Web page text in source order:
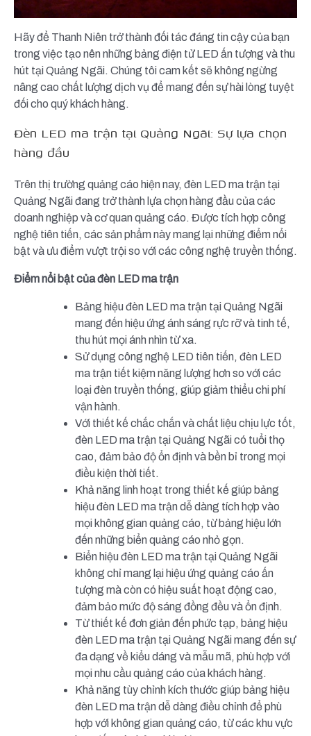
Hãy để Thanh Niên trở thành đối tác đáng tin cậy của bạn
trong việc tạo nên những bảng điện tử LED ấn tượng và thu
hút tại Quảng Ngãi. Chúng tôi cam kết sẽ không ngừng
nâng cao chất lượng dịch vụ để mang đến sự hài lòng tuyệt
đối cho quý khách hàng.
Đèn LED ma trận tại Quảng Ngãi: Sự lựa chọn
hàng đầu
Trên thị trường quảng cáo hiện nay, đèn LED ma trận tại
Quảng Ngãi đang trở thành lựa chọn hàng đầu của các
doanh nghiệp và cơ quan quảng cáo. Được tích hợp công
nghệ tiên tiến, các sản phẩm này mang lại những điểm nổi
bật và ưu điểm vượt trội so với các công nghệ truyền thống.
Điểm nổi bật của đèn LED ma trận
Bảng hiệu đèn LED ma trận tại Quảng Ngãi
mang đến hiệu ứng ánh sáng rực rỡ và tinh tế,
thu hút mọi ánh nhìn từ xa.
Sử dụng công nghệ LED tiên tiến, đèn LED
ma trận tiết kiệm năng lượng hơn so với các
loại đèn truyền thống, giúp giảm thiểu chi phí
vận hành.
Với thiết kế chắc chắn và chất liệu chịu lực tốt,
đèn LED ma trận tại Quảng Ngãi có tuổi thọ
cao, đảm bảo độ ổn định và bền bỉ trong mọi
điều kiện thời tiết.
Khả năng linh hoạt trong thiết kế giúp bảng
hiệu đèn LED ma trận dễ dàng tích hợp vào
mọi không gian quảng cáo, từ bảng hiệu lớn
đến những biển quảng cáo nhỏ gọn.
Biển hiệu đèn LED ma trận tại Quảng Ngãi
không chỉ mang lại hiệu ứng quảng cáo ấn
tượng mà còn có hiệu suất hoạt động cao,
đảm bảo mức độ sáng đồng đều và ổn định.
Từ thiết kế đơn giản đến phức tạp, bảng hiệu
đèn LED ma trận tại Quảng Ngãi mang đến sự
đa dạng về kiểu dáng và mẫu mã, phù hợp với
mọi nhu cầu quảng cáo của khách hàng.
Khả năng tùy chỉnh kích thước giúp bảng hiệu
đèn LED ma trận dễ dàng điều chỉnh để phù
hợp với không gian quảng cáo, từ các khu vực